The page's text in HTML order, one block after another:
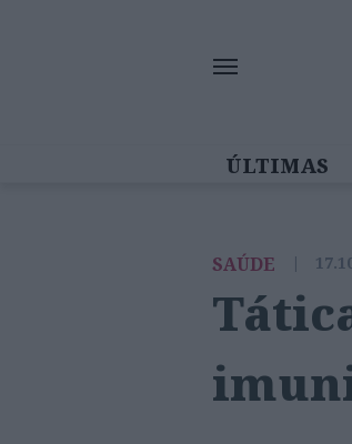
ÚLTIMAS
SAÚDE |